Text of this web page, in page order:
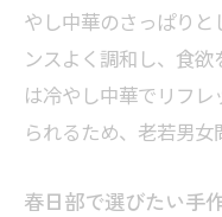
やし中華のさっぱり
ンスよく調和し、食
は冷やし中華でリフ
られるため、老若男女
春日部で選びたい手